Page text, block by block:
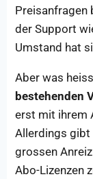
der Support
Umstand hat
Aber was
bestehenden
erst mit ihrem
Allerdings gibt
grossen
Abo-Lizenzen